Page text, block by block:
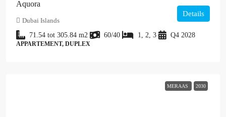
Aquora
Dubai Islands
71.54 tot 305.84 m2 60/40 1, 2, 3 Q4 2028
APPARTEMENT, DUPLEX
Details
MERAAS 2030